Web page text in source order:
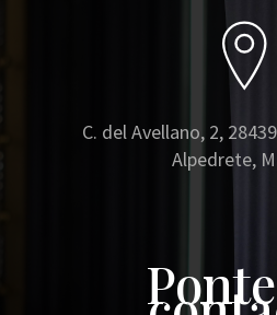
C. del Avellano, 2,
Alpedrete,